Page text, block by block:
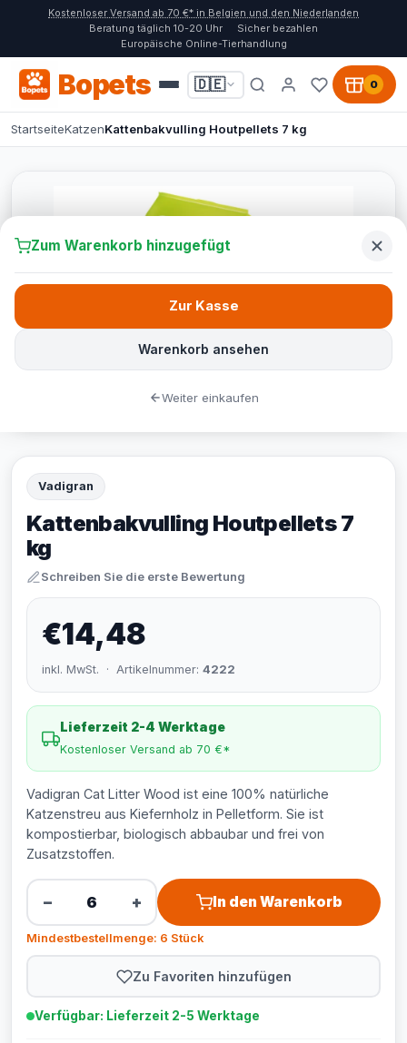
Kostenloser Versand ab 70 €* in Belgien und den Niederlanden
Beratung täglich 10-20 Uhr
Sicher bezahlen
Europäische Online-Tierhandlung
Bopets 🇩🇪 0
StartseiteKatzenKattenbakvulling Houtpellets 7 kg
Vadigran
Kattenbakvulling Houtpellets 7
kg
Schreiben Sie die erste Bewertung
€14,48
inkl. MwSt. · Artikelnummer: 4222
Lieferzeit 2-4 Werktage
Kostenloser Versand ab 70 €*
Vadigran Cat Litter Wood ist eine 100% natürliche
Katzenstreu aus Kiefernholz in Pelletform. Sie ist
kompostierbar, biologisch abbaubar und frei von
Zusatzstoffen.
− + In den Warenkorb
Mindestbestellmenge: 6 Stück
Zu Favoriten hinzufügen
Verfügbar: Lieferzeit 2-5 Werktage
Zum Warenkorb hinzugefügt
Warenkorb ansehen
Zur Kasse
Weiter einkaufen